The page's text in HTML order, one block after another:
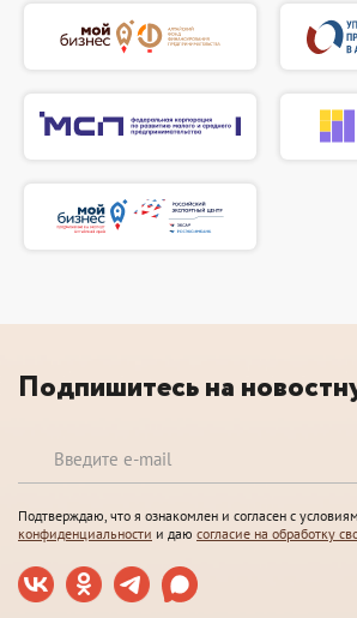
Подпишитесь на
Подтверждаю, что я ознакомлен и согласен с
конфиденциальности и даю согласие на обработку